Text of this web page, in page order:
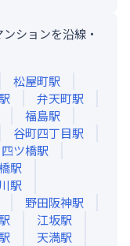
ションを沿線・
松屋町駅
駅 弁天町駅
福島駅
谷町四丁目駅
四ツ橋駅
駅
駅
野田阪神駅
駅 江坂駅
駅 天満駅